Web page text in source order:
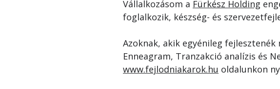
Vállalkozásom a Fürkész Holding
foglalkozik, készség- és
Azoknak, akik egyénileg
Enneagram, Tranzakció analízis és
www.fejlodniakarok.hu oldalunkon